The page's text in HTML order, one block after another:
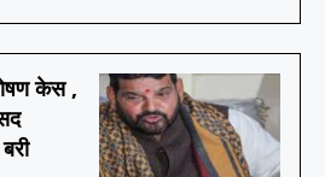
केस ,